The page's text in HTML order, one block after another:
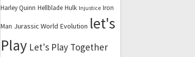
Harley Quinn Hellblade Hulk Injustice Iron
Man Jurassic World Evolution let's
Play Let's Play Together